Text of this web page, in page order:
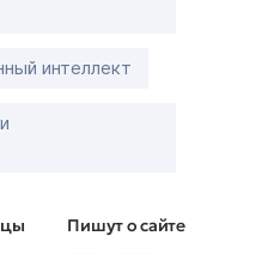
интеллект
Пишут о сайте